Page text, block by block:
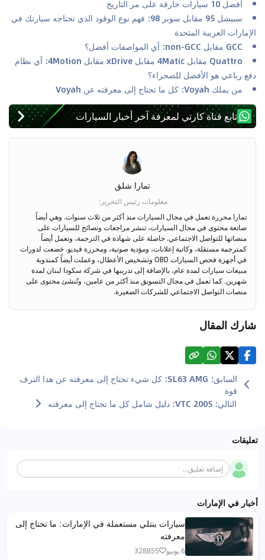
أفضل 10 سيارات خارقة على مر التاريخ
سبيشل 95 مقابل سوبر 98: فهم نوع الوقود الذي تحتاجه سيارتك في
الإمارات العربية المتحدة
GCC مقابل non-GCC: أي المواصفات أفضل؟
Quattro مقابل 4Matic مقابل xDrive مقابل 4Motion: أي نظام
دفع رباعي هو الأفضل للصحراء؟
من يملك Voyah: كل ما تحتاج إلى معرفته عن Voyah
تابع قناة كارتي لمعرفة آخر أخبار السيارات
تمارا شلق
معلومات رئيس التحرير :
تمارا محررة تعمل في مجال السيارات منذ أكثر من ثلاث سنوات. وهي أيضاً
صانعة محتوى في مجال السيارات، تنشر مراجعات ونصائح للسيارات على
منصاتها للتواصل الاجتماعي. حاصلة على شهادة في الترجمة، وتعمل أيضاً
كمترجمة مستقلة، وكاتبة إعلانات، ومؤدية صوتية، ومحررة فيديو. خضعت لدورات
في أجهزة فحص السيارات OBD وتشخيص الأعطال، وعملت أيضاً كمندوبة
مبيعات سيارات لمدة عام، بالإضافة إلى تدريبها في شركة سكودا لبنان لمدة
شهرين. كما تعمل في مجال التسويق منذ أكثر من عامين، وتُنشئ محتوى على
منصات التواصل الاجتماعي للشركات الصغيرة.
شارك المقال
السابق:
SL63 AMG: كل شيء تحتاج إلى معرفته عن هذا الترف
قوة
التالي:VTC 2005: دليل شامل كل ما تحتاج إلى معرفته
تعليقات
إضافة تعليق...
أخبار في الإمارات
سيارات بنتلي مستعملة في الإمارات: ما تحتاج إلى
معرفته
6 يونيو 328855